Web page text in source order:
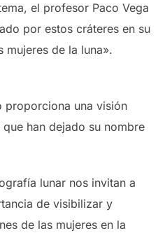
el profesor Paco Vega
por estos cráteres en su
de la luna».
proporciona una visión
han dejado su nombre
lunar nos invitan a
de visibilizar y
de las mujeres en la